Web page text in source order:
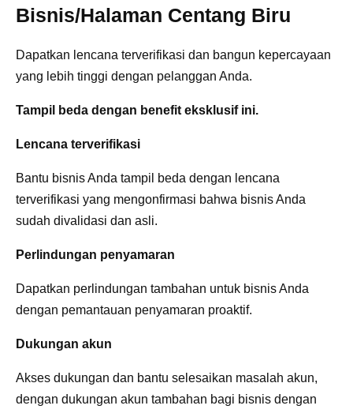
Bisnis/Halaman Centang Biru
Dapatkan lencana terverifikasi dan bangun kepercayaan
yang lebih tinggi dengan pelanggan Anda.
Tampil beda dengan benefit eksklusif ini.
Lencana terverifikasi
Bantu bisnis Anda tampil beda dengan lencana
terverifikasi yang mengonfirmasi bahwa bisnis Anda
sudah divalidasi dan asli.
Perlindungan penyamaran
Dapatkan perlindungan tambahan untuk bisnis Anda
dengan pemantauan penyamaran proaktif.
Dukungan akun
Akses dukungan dan bantu selesaikan masalah akun,
dengan dukungan akun tambahan bagi bisnis dengan